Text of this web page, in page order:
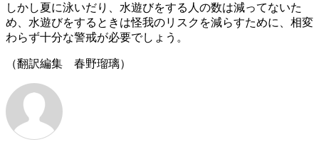
しかし夏に泳いだり、水遊びをする人の数は減ってないた
め、水遊びをするときは怪我のリスクを減らすために、相変
わらず十分な警戒が必要でしょう。
（翻訳編集 春野瑠璃）